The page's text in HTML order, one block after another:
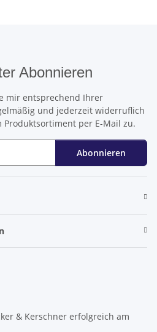
Abonnieren
mir entsprechend Ihrer
und jederzeit widerruflich
per E-Mail zu.
Abonnieren
& Kerschner erfolgreich am